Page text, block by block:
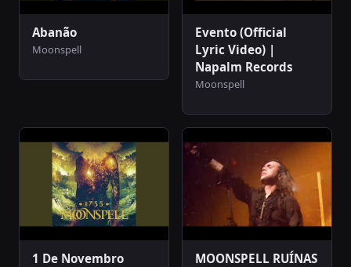
Abanão
Moonspell
Evento (Official
Lyric Video) |
Napalm Records
Moonspell
1 De Novembro MOONSPELL RUÍNAS